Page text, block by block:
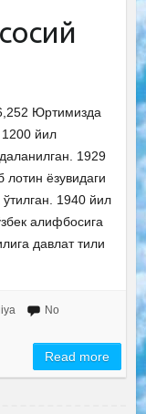
Юртимизда
йил
1929
ёзувидаги
1940 йил
алифбосига
давлат тили
No
Read more